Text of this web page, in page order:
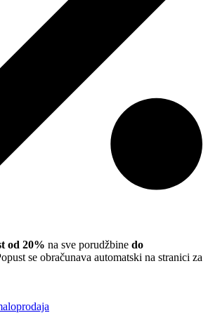
od 20% na sve porudžbine do
se obračunava automatski na stranici za